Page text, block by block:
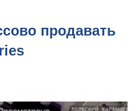
продавать